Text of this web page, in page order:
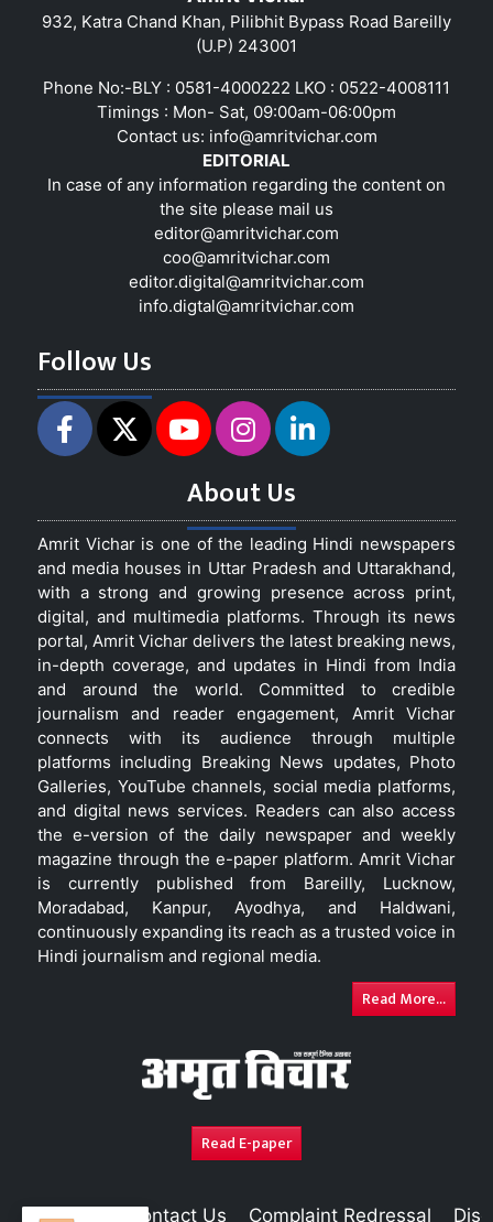
932, Katra Chand Khan, Pilibhit Bypass Road Bareilly
(U.P) 243001
Phone No:-BLY : 0581-4000222 LKO : 0522-4008111
Timings : Mon- Sat, 09:00am-06:00pm
Contact us: info@amritvichar.com
EDITORIAL
In case of any information regarding the content on
the site please mail us
editor@amritvichar.com
coo@amritvichar.com
editor.digital@amritvichar.com
info.digtal@amritvichar.com
Follow Us
About Us
Amrit Vichar is one of the leading Hindi newspapers
and media houses in Uttar Pradesh and Uttarakhand,
with a strong and growing presence across print,
digital, and multimedia platforms. Through its news
portal, Amrit Vichar delivers the latest breaking news,
in-depth coverage, and updates in Hindi from India
and around the world. Committed to credible
journalism and reader engagement, Amrit Vichar
connects with its audience through multiple
platforms including Breaking News updates, Photo
Galleries, YouTube channels, social media platforms,
and digital news services. Readers can also access
the e-version of the daily newspaper and weekly
magazine through the e-paper platform. Amrit Vichar
is currently published from Bareilly, Lucknow,
Moradabad, Kanpur, Ayodhya, and Haldwani,
continuously expanding its reach as a trusted voice in
Hindi journalism and regional media.
Read More...
Read E-paper
About Us Contact Us Complaint Redressal